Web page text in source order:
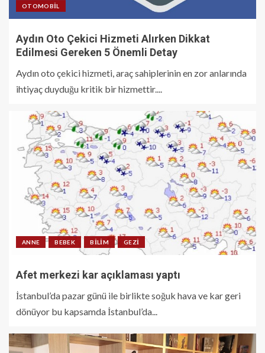
OTOMOBIL
Aydın Oto Çekici Hizmeti Alırken Dikkat
Edilmesi Gereken 5 Önemli Detay
Aydın oto çekici hizmeti, araç sahiplerinin en zor anlarında
ihtiyaç duyduğu kritik bir hizmettir....
ANNE BEBEK BILIM GEZI
Afet merkezi kar açıklaması yaptı
İstanbul’da pazar günü ile birlikte soğuk hava ve kar geri
dönüyor bu kapsamda İstanbul’da...